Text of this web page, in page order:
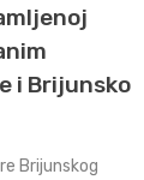
i Brijunsko
Brijunskog